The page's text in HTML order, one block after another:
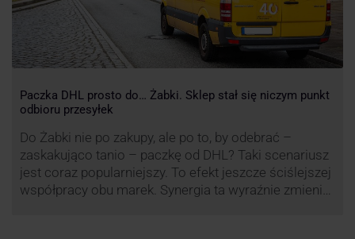
Paczka DHL prosto do… Żabki. Sklep stał się niczym punkt
odbioru przesyłek
Do Żabki nie po zakupy, ale po to, by odebrać –
zaskakująco tanio – paczkę od DHL? Taki scenariusz
jest coraz popularniejszy. To efekt jeszcze ściślejszej
współpracy obu marek. Synergia ta wyraźnie zmienia